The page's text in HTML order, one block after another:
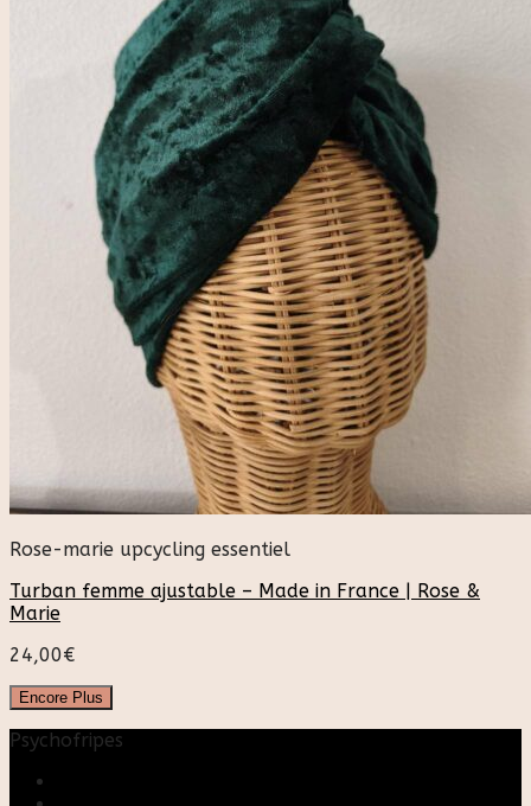
Rose-marie upcycling essentiel
Turban femme ajustable – Made in France | Rose &
Marie
24,00€
Encore Plus
Psychofripes